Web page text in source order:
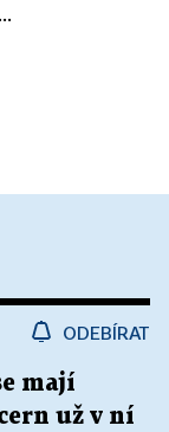
ODEBÍRAT
mají
už v ní